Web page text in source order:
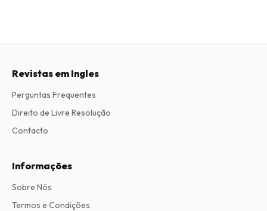
Revistas em Ingles
Perguntas Frequentes
Direito de Livre Resolução
Contacto
Informações
Sobre Nós
Termos e Condições